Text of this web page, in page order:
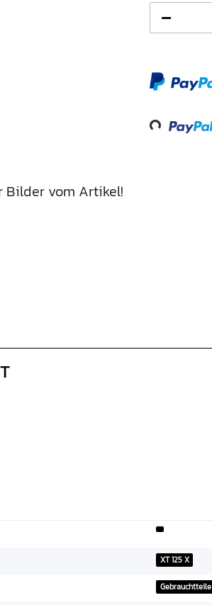
Loading...
Bilder vom Artikel!
XT 125 X
Gebrauchtteile